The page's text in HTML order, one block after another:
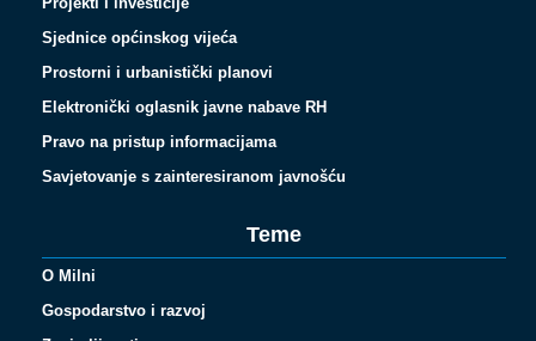
Sjednice općinskog vijeća
Prostorni i urbanistički planovi
Elektronički oglasnik javne nabave RH
Pravo na pristup informacijama
Savjetovanje s zainteresiranom javnošću
Teme
O Milni
Gospodarstvo i razvoj